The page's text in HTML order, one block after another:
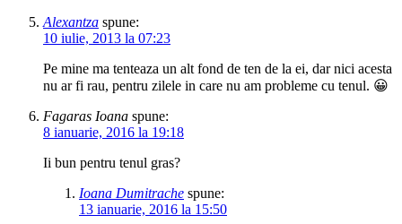
Alexantza spune:
10 iulie, 2013 la 07:23
Pe mine ma tenteaza un alt fond de ten de la ei, dar nici acesta
nu ar fi rau, pentru zilele in care nu am probleme cu tenul. 😀
Fagaras Ioana spune:
8 ianuarie, 2016 la 19:18
Ii bun pentru tenul gras?
Ioana Dumitrache spune:
13 ianuarie, 2016 la 15:50